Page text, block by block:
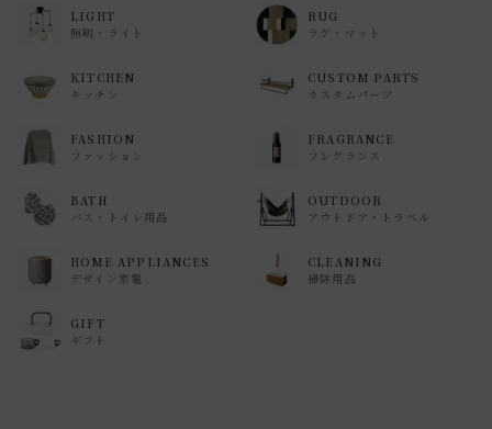
LIGHT
照明・ライト
RUG
ラグ・マット
KITCHEN
キッチン
CUSTOM PARTS
カスタムパーツ
FASHION
ファッション
FRAGRANCE
フレグランス
BATH
バス・トイレ用品
OUTDOOR
アウトドア・トラベル
HOME APPLIANCES
デザイン家電
CLEANING
掃除用品
GIFT
ギフト